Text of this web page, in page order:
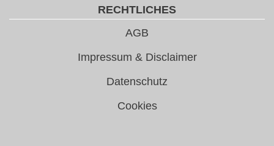
RECHTLICHES
AGB
Impressum & Disclaimer
Datenschutz
Cookies